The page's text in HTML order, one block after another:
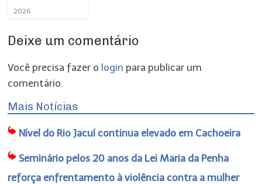
2026
Deixe um comentário
Você precisa fazer o login para publicar um
comentário.
Mais Notícias
Nível do Rio Jacuí continua elevado em Cachoeira
Seminário pelos 20 anos da Lei Maria da Penha
reforça enfrentamento à violência contra a mulher